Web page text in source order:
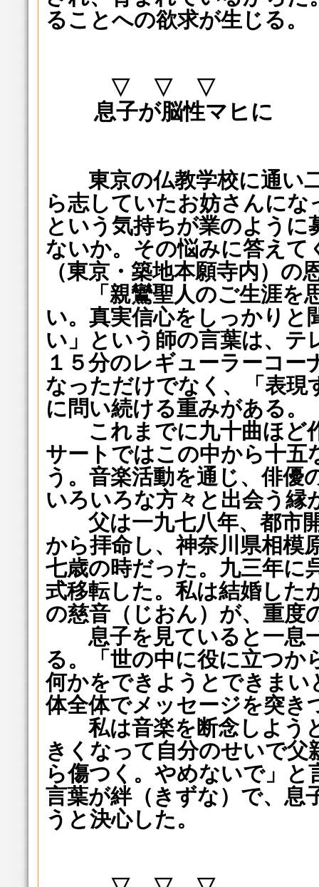
ることへの欲求が生じる。
▽ ▽ ▽
息子が脳性マヒに
東京の仏教学校に通い
ら志していたお妨さんに
という気持ちが業のよう
ないか。その悩みに答えて
（東京・築地本願寺内）
「親鸞聖人のご生涯を
い。真実信心をしっかりと
い」という師の言葉は、テ
１５分のレギューラーコ
なっただけでなく、「表現
に問い続ける重みがある。
これまでに九十曲ほど
サートではこの中から十五
う。音楽活動を通じ、俳優
いろいろな方々と出会う縁
父は一九七八年、都市
から拝命し、神奈川県相模
七歳の時だった。九三年に
式移転した。私は結婚した
の慈音（じおん）が、重度
息子を見ていると一息
る。「世の中に役に立つ
何かをできようとできま
体全体でメッセージを突き
私は音楽を断念しよう
きくなって自分のせいで
ら傷つく。やめないで」
言葉が絆（きずな）で、息
うと決心した。